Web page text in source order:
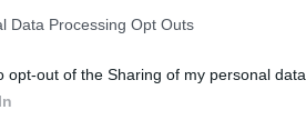
Data Processing Opt Outs
opt-out of the Sharing of my personal data.